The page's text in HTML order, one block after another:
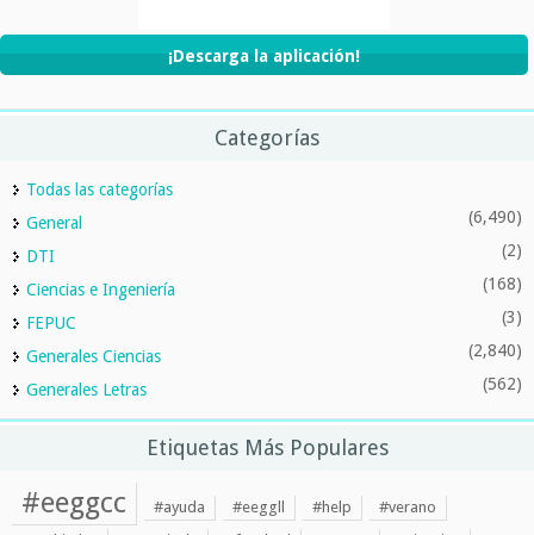
¡Descarga la aplicación!
Categorías
Todas las categorías
General
(6,490)
DTI (2)
Ciencias e Ingeniería (168)
FEPUC (3)
Generales Ciencias (2,840)
Generales Letras (562)
Etiquetas Más Populares
#eeggcc #ayuda #eeggll #help
#verano